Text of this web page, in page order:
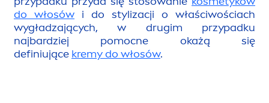
do włosów i do stylizacji o właściwościach
wygładzających, w drugim przypadku
najbardziej pomocne okażą się
definiujące kremy do włosów.